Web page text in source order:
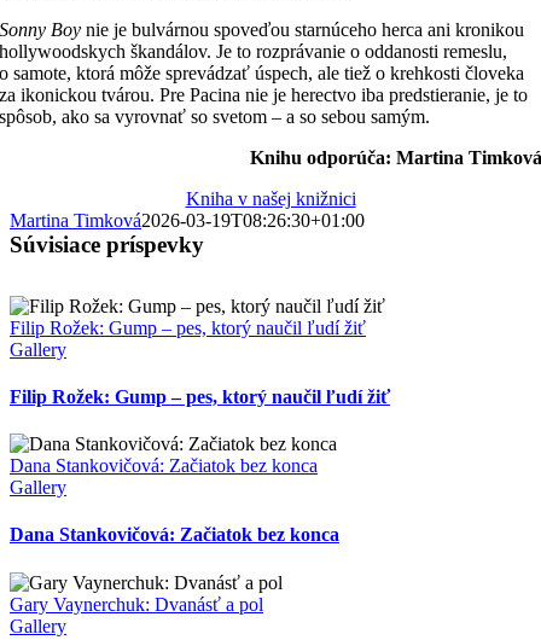
Sonny Boy nie je bulvárnou spoveďou starnúceho herca ani kronikou
hollywoodskych škandálov. Je to rozprávanie o oddanosti remeslu,
o samote, ktorá môže sprevádzať úspech, ale tiež o krehkosti človeka
za ikonickou tvárou. Pre Pacina nie je herectvo iba predstieranie, je to
spôsob, ako sa vyrovnať so svetom – a so sebou samým.
Knihu odporúča: Martina Timková
Kniha v našej knižnici
Martina Timková2026-03-19T08:26:30+01:00
Súvisiace príspevky
Filip Rožek: Gump – pes, ktorý naučil ľudí žiť
Gallery
Filip Rožek: Gump – pes, ktorý naučil ľudí žiť
Dana Stankovičová: Začiatok bez konca
Gallery
Dana Stankovičová: Začiatok bez konca
Gary Vaynerchuk: Dvanásť a pol
Gallery